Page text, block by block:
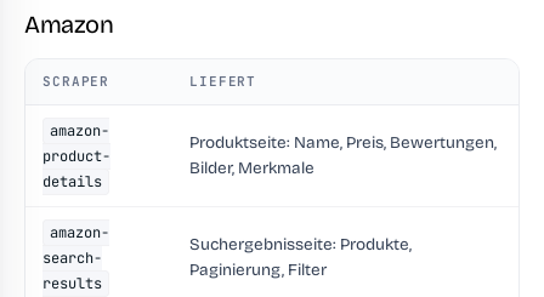
Amazon
SCRAPER LIEFERT
amazon-
product-
details
Produktseite: Name, Preis, Bewertungen,
Bilder, Merkmale
amazon-
search-
results
Suchergebnisseite: Produkte,
Paginierung, Filter